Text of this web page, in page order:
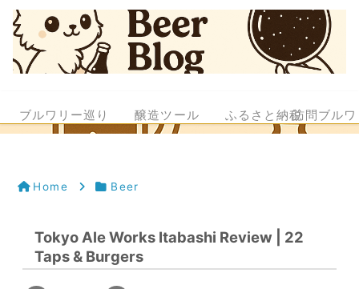
ブルワリー巡り 醸造ツール ふるさと納税訪問ブル
Home Beer
Tokyo Ale Works Itabashi Review | 22
Taps & Burgers